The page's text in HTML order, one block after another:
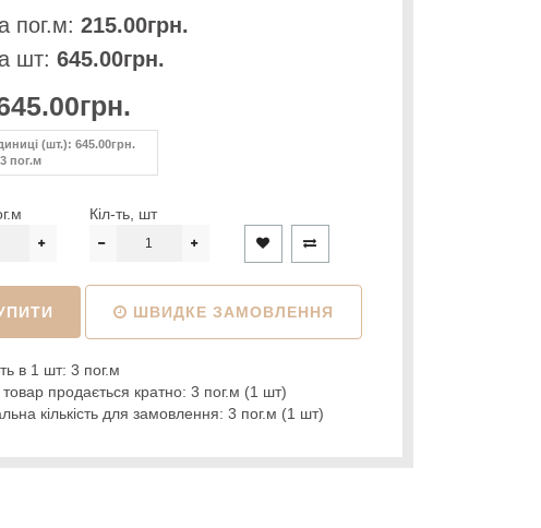
пог.м: 215.00грн.
шт: 645.00грн.
(шт.): 645.00грн.
пог.м
Кіл-ть, шт
ШВИДКЕ ЗАМОВЛЕННЯ
в 1 шт: 3 пог.м
продається кратно: 3 пог.м (1 шт)
кількість для замовлення: 3 пог.м (1 шт)